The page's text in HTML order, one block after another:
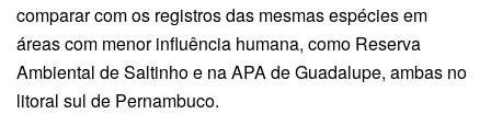
comparar com os registros das mesmas espécies em
áreas com menor influência humana, como Reserva
Ambiental de Saltinho e na APA de Guadalupe, ambas no
litoral sul de Pernambuco.